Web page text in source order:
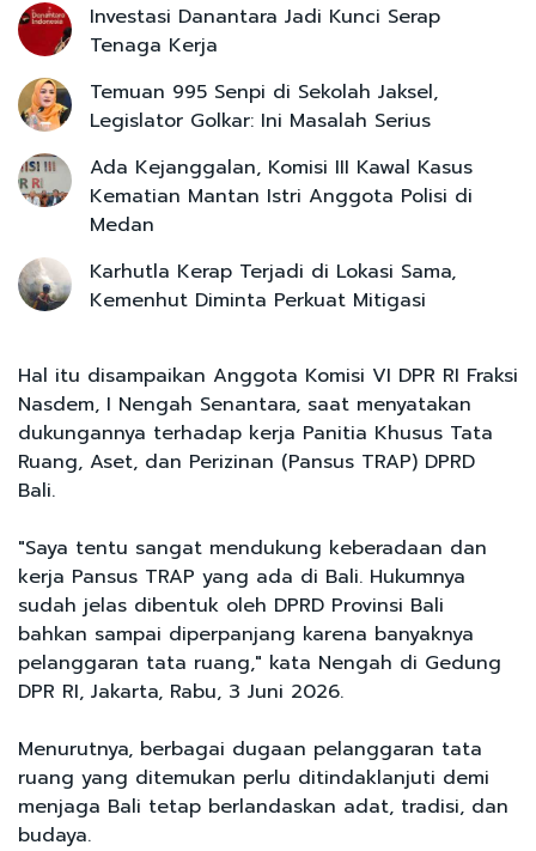
Investasi Danantara Jadi Kunci Serap
Tenaga Kerja
Temuan 995 Senpi di Sekolah Jaksel,
Legislator Golkar: Ini Masalah Serius
Ada Kejanggalan, Komisi III Kawal Kasus
Kematian Mantan Istri Anggota Polisi di
Medan
Karhutla Kerap Terjadi di Lokasi Sama,
Kemenhut Diminta Perkuat Mitigasi
Hal itu disampaikan Anggota Komisi VI DPR RI Fraksi
Nasdem, I Nengah Senantara, saat menyatakan
dukungannya terhadap kerja Panitia Khusus Tata
Ruang, Aset, dan Perizinan (Pansus TRAP) DPRD
Bali.
"Saya tentu sangat mendukung keberadaan dan
kerja Pansus TRAP yang ada di Bali. Hukumnya
sudah jelas dibentuk oleh DPRD Provinsi Bali
bahkan sampai diperpanjang karena banyaknya
pelanggaran tata ruang," kata Nengah di Gedung
DPR RI, Jakarta, Rabu, 3 Juni 2026.
Menurutnya, berbagai dugaan pelanggaran tata
ruang yang ditemukan perlu ditindaklanjuti demi
menjaga Bali tetap berlandaskan adat, tradisi, dan
budaya.